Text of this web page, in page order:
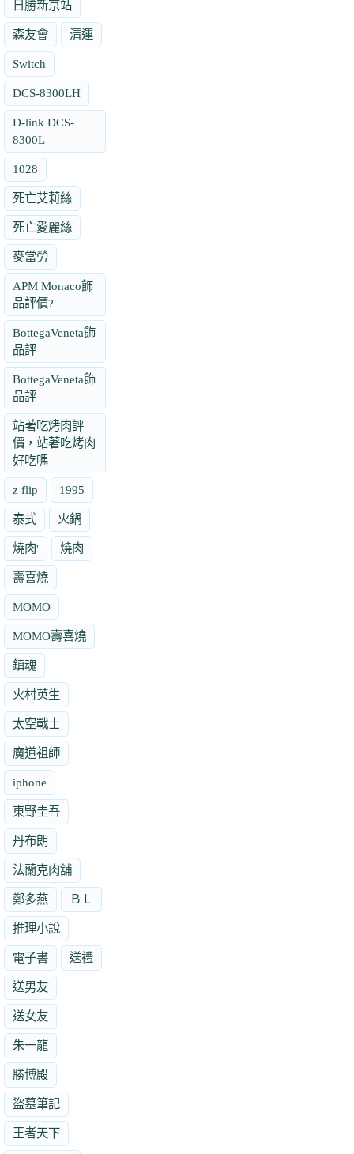
日勝新京站
森友會 清運
Switch
DCS-8300LH
D-link DCS-
8300L
1028
死亡艾莉絲
死亡愛麗絲
麥當勞
APM Monaco飾
品評價?
BottegaVeneta飾
品評
BottegaVeneta飾
品評
站著吃烤肉評
價，站著吃烤肉
好吃嗎
z flip 1995
泰式 火鍋
燒肉' 燒肉
壽喜燒
MOMO
MOMO壽喜燒
鎮魂
火村英生
太空戰士
魔道祖師
iphone
東野圭吾
丹布朗
法蘭克肉舖
鄭多燕 ＢＬ
推理小說
電子書 送禮
送男友
送女友
朱一龍
勝博殿
盜墓筆記
王者天下